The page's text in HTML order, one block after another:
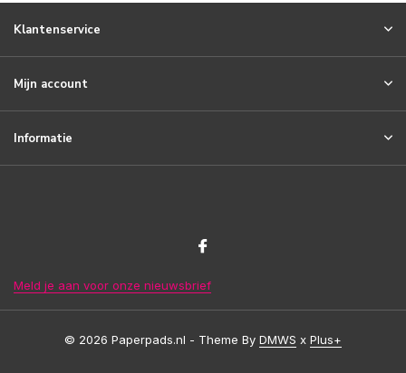
Klantenservice
Mijn account
Informatie
Meld je aan voor onze nieuwsbrief
© 2026 Paperpads.nl - Theme By DMWS x Plus+